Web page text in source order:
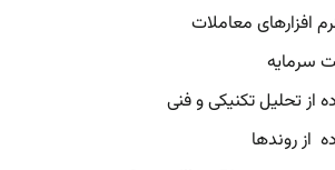
افزارهای معاملات
سرمایه
از تحلیل تکنیکی و فنی
از روندها